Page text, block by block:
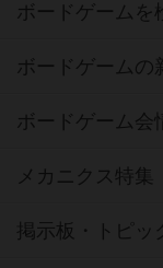
ボードゲームを
ボードゲームの
ボードゲーム会
メカニクス特集
掲示板・トピッ